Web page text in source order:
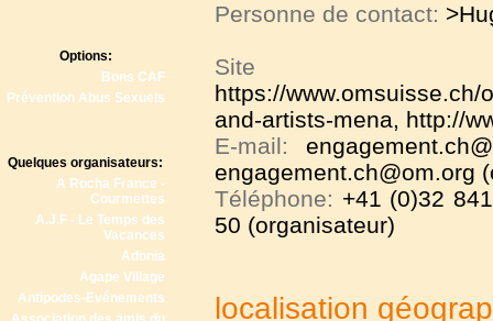
Options:
Bons CAF
Prévention Abus Sexuels
Quelques organisateurs:
A Rocha France -
Courmettes
A.J.F - Le Temps des
Vacances
Adonia
Agape Village
Antipodes-Evénements
Personne de contact:
Site
https://
and-artists-mena, http://
E-mail:
engagement.ch@om.org
Téléphone: +41 (0)32
50 (organisateur)
localisation